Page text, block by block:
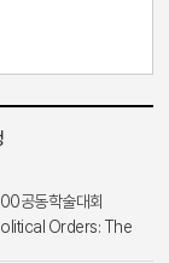
공동학술대회
Orders: The